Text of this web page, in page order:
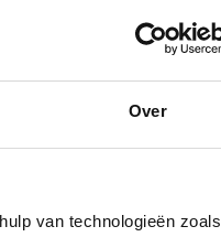
Over
van technologieën zoals